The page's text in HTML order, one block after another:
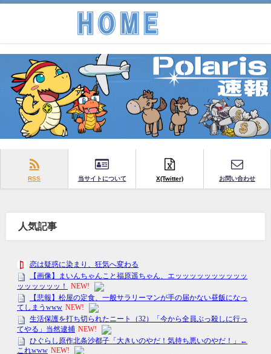
RSS 当サイトについて X(Twitter) お問い合わせ
人気記事